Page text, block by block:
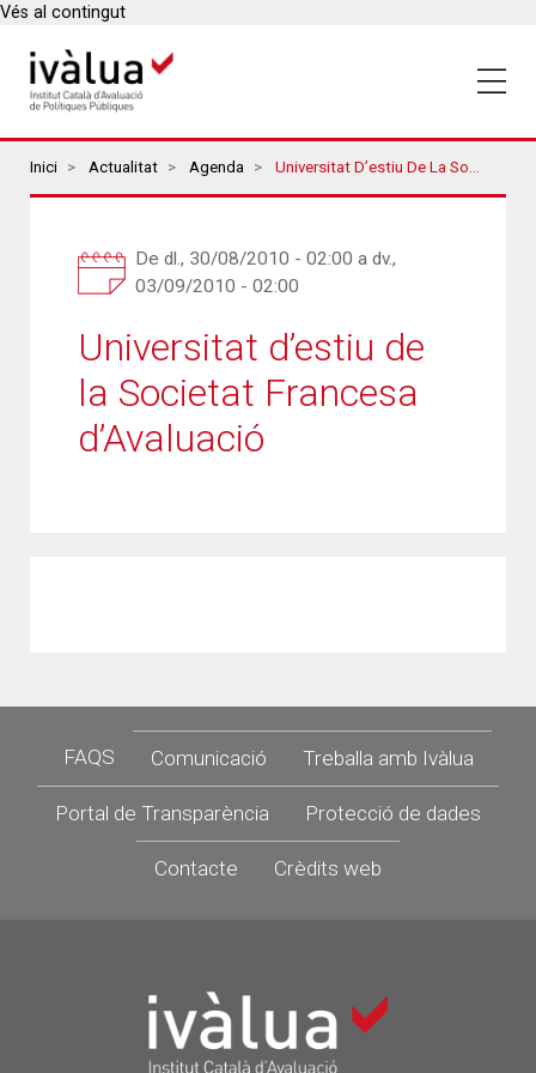
Vés al contingut
Breadcrumbs
Inici Actualitat Agenda Universitat D’estiu De La Societat Francesa D’Avaluació
De dl., 30/08/2010 - 02:00 a dv.,
03/09/2010 - 02:00
Universitat d’estiu de
la Societat Francesa
d’Avaluació
Footer
FAQS Comunicació Treballa amb Ivàlua
Portal de Transparència Protecció de dades
Contacte Crèdits web